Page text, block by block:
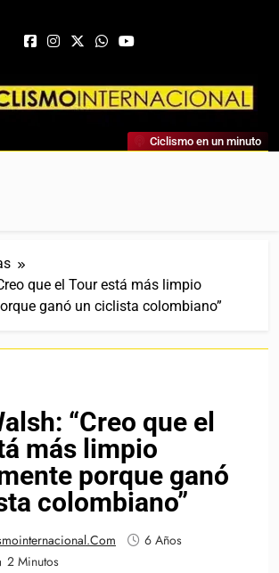
Internacional
Ciclismo Mundial. Entrevistas, Análisis,
Y Más. La Web Ciclista De Referencia.
Ciclismo en un minuto
que el Tour está más limpio
ganó un ciclista colombiano”
“Creo que el
más limpio
porque ganó
colombiano”
6 Años
2 Minutos